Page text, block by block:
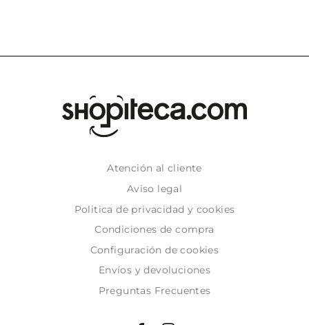
Atención al cliente
Aviso legal
Politica de privacidad y cookies
Condiciones de compra
Configuración de cookies
Envíos y devoluciones
Preguntas Frecuentes